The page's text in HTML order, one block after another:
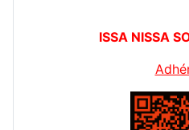
ISSA NISSA